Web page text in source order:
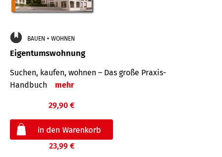
BAUEN + WOHNEN
Eigentumswohnung
Suchen, kaufen, wohnen – Das große Praxis-
Handbuch
mehr
29,90 €
23,99 €